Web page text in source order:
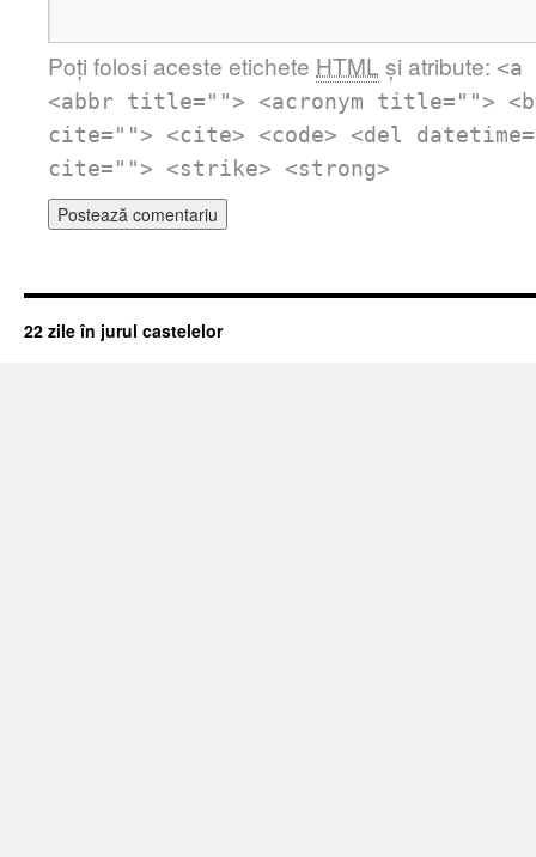
Poți folosi aceste etichete HTML și atribute:
<abbr title=""> <acronym title="">
cite=""> <cite> <code> <del
cite=""> <strike> <strong>
22 zile în jurul castelelor